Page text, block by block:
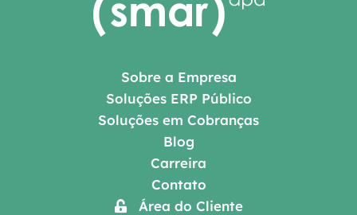
Sobre a Empresa
Soluções ERP Público
Soluções em Cobranças
Blog
Carreira
Contato
Área do Cliente